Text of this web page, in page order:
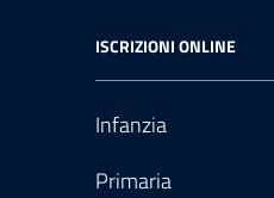
ISCRIZIONI ONLINE
Infanzia
Primaria